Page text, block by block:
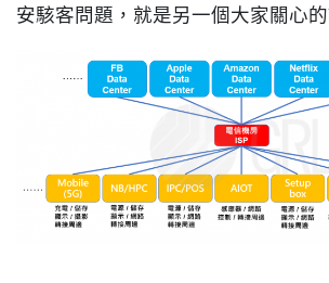
安駭客問題，就是另一個大家關心的